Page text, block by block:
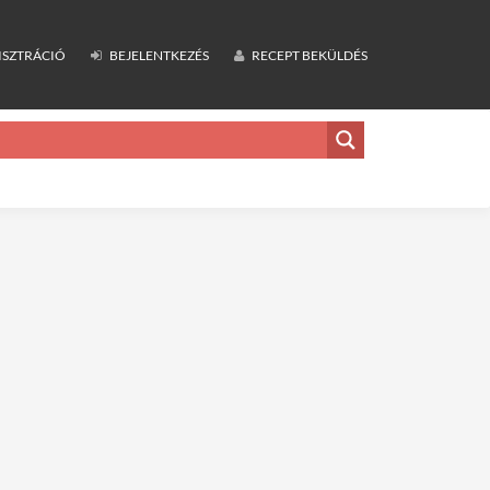
BEJELENTKEZÉS RECEPT BEKÜLDÉS